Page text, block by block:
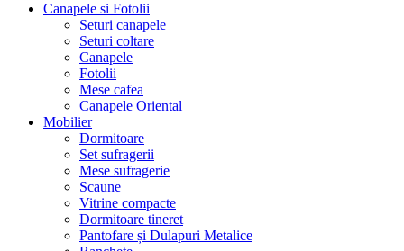
Canapele si Fotolii
Seturi canapele
Seturi coltare
Canapele
Fotolii
Mese cafea
Canapele Oriental
Mobilier
Dormitoare
Set sufragerii
Mese sufragerie
Scaune
Vitrine compacte
Dormitoare tineret
Pantofare și Dulapuri Metalice